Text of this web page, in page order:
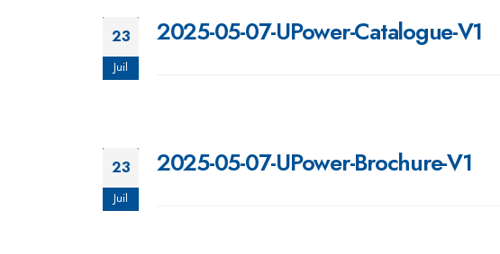
23
Juil
2025-05-07-UPower-Catalogue-V1
23
Juil
2025-05-07-UPower-Brochure-V1